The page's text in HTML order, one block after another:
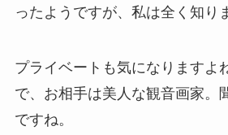
ったようですが、私は全く知り
プライベートも気になりますよ
で、お相手は美人な観音画家。
ですね。